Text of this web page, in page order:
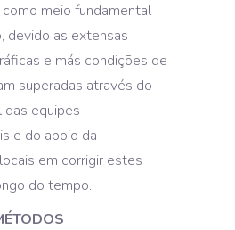
meio fundamental
devido as extensas
e más condições de
superadas através do
equipes
e do apoio da
em corrigir estes
do tempo.